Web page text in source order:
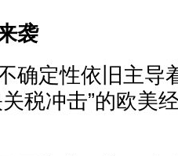
袭
确定性依旧主导
税冲击”的欧美